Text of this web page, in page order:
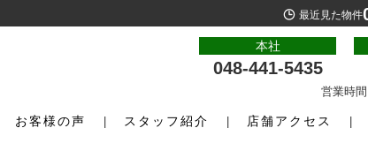
最近見た物件
本社
048-441-5435
営業時
お客様の声 スタッフ紹介 店舗アクセス